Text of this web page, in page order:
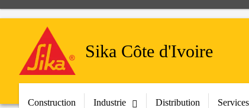
Sika Côte d'Ivoire
Construction Industrie Distribution